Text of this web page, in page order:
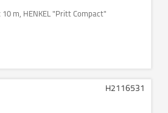
m, HENKEL "Pritt Compact"
H2116531